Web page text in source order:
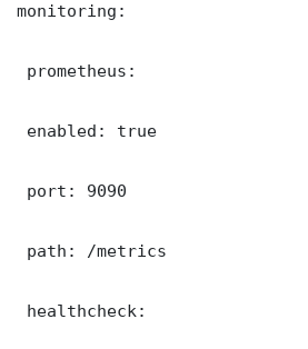
monitoring:
prometheus:
enabled: true
port: 9090
path: /metrics
healthcheck: